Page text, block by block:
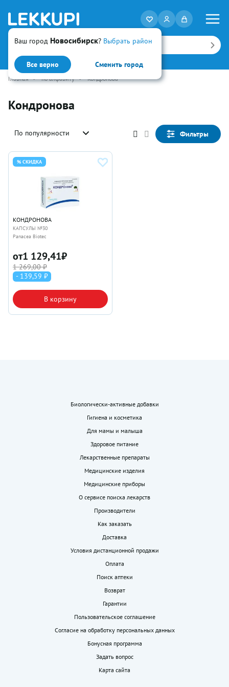
Ваш город Новосибирск? Выбрать район
Все верно Сменить город
Искать
Главная • по алфавиту • Кондронова
Кондронова
По популярности Фильтры
% СКИДКА
КОНДРОНОВА
КАПСУЛЫ №30
Panacea Biotec
от1 129,41₽
1 269,00 ₽
- 139,59 ₽
В корзину
Биологически-активные добавки
Гигиена и косметика
Для мамы и малыша
Здоровое питание
Лекарственные препараты
Медицинские изделия
Медицинские приборы
О сервисе поиска лекарств
Производители
Как заказать
Доставка
Условия дистанционной продажи
Оплата
Поиск аптеки
Возврат
Гарантии
Пользовательское соглашение
Согласие на обработку персональных данных
Бонусная программа
Задать вопрос
Карта сайта